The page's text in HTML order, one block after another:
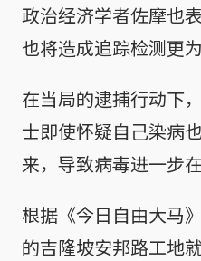
政治经济学者佐摩也
也将造成追踪检测更为
在当局的逮捕行动下
士即使怀疑自己染病
来，导致病毒进一步
根据《今日自由大马
的吉隆坡安邦路工地